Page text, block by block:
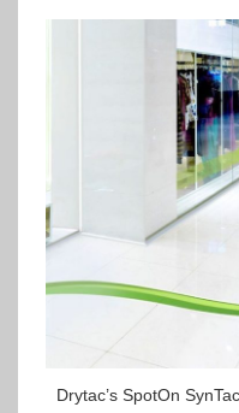
Drytac’s SpotOn